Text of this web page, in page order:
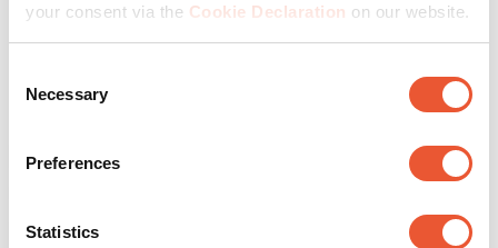
your consent via the Cookie Declaration on our website.
Selection
Necessary
Preferences
Statistics
Montieren Sie Ihren
perfekt an der Wand